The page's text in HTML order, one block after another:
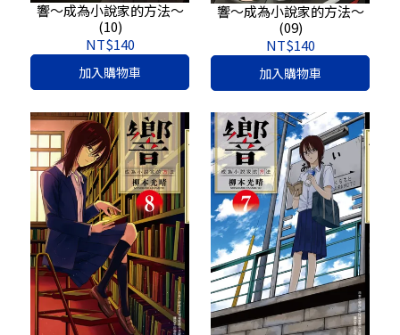
響～成為小說家的方法～
(10)
NT$140
加入購物車
響～成為小說家的方法～
(09)
NT$140
加入購物車